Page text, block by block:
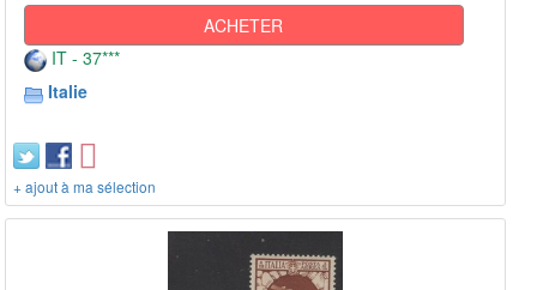
ACHETER
IT - 37***
Italie
+ ajout à ma sélection